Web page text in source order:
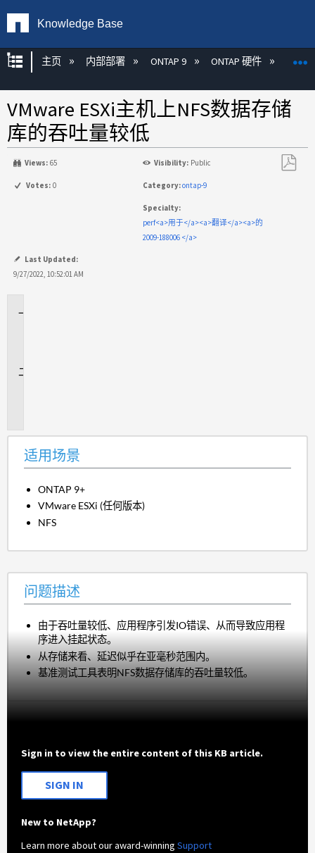
Knowledge Base
扩展/隐缩全局层次
主页 内部部署 ONTAP 9 ONTAP 硬件
VMware ESXi主机上NFS数据存储
库的吞吐量较低
Views: 65 Visibility: Public
Votes: 0 Category:ontap-9
Specialty:
perf<a>用于</a><a>翻译</a><a>的
2009-188006 </a>
Last Updated:
9/27/2022, 10:52:01 AM
适用场景
ONTAP 9+
VMware ESXi (任何版本)
NFS
问题描述
由于吞吐量较低、应用程序引发IO错误、从而导致应用程
序进入挂起状态。
从存储来看、延迟似乎在亚毫秒范围内。
基准测试工具表明NFS数据存储库的吞吐量较低。
Sign in to view the entire content of this KB article.
SIGN IN
New to NetApp?
Learn more about our award-winningSupport